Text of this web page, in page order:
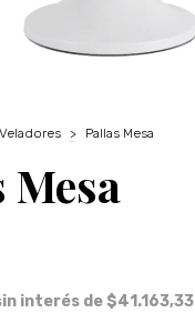
Veladores > Pallas Mesa
Mesa
interés de $41.163,33